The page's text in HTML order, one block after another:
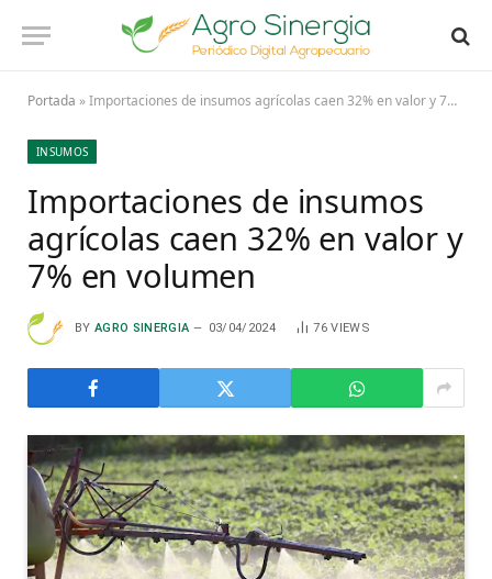
Portada »Importaciones de insumos agrícolas caen 32% en valor y 7% en volumen
INSUMOS
Importaciones de insumos
agrícolas caen 32% en valor y
7% en volumen
BY AGRO SINERGIA 03/04/2024 76VIEWS